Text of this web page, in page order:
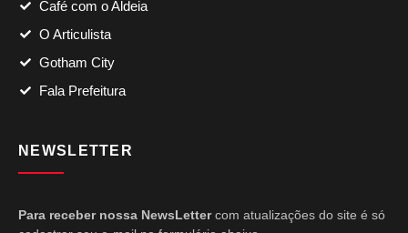
Café com o Aldeia
O Articulista
Gotham City
Fala Prefeitura
NEWSLETTER
Para receber nossa NewsLettercom atualizações do site é só